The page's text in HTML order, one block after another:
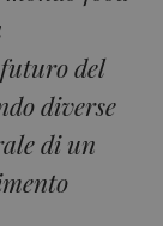
del
diverse
di un